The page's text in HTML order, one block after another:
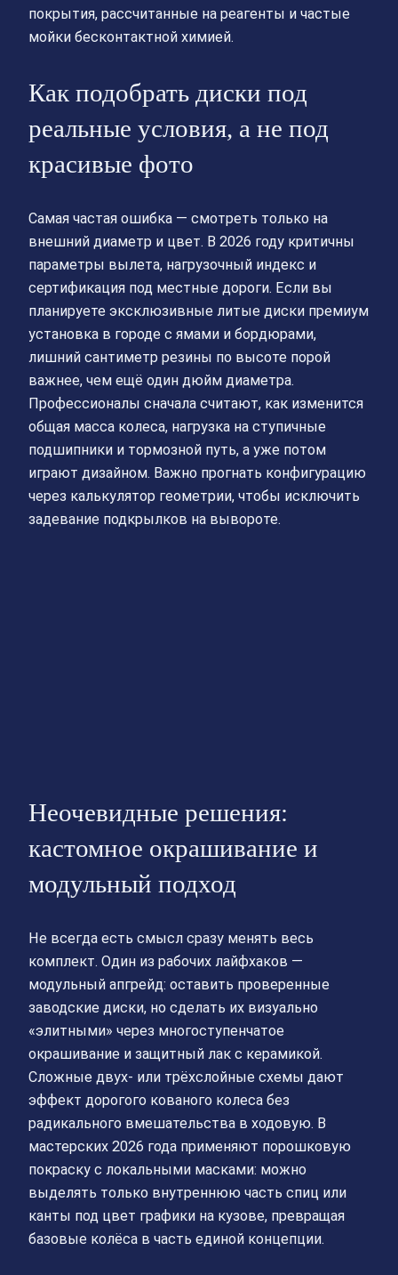
покрытия, рассчитанные на реагенты и частые
мойки бесконтактной химией.
Как подобрать диски под
реальные условия, а не под
красивые фото
Самая частая ошибка — смотреть только на
внешний диаметр и цвет. В 2026 году критичны
параметры вылета, нагрузочный индекс и
сертификация под местные дороги. Если вы
планируете эксклюзивные литые диски премиум
установка в городе с ямами и бордюрами,
лишний сантиметр резины по высоте порой
важнее, чем ещё один дюйм диаметра.
Профессионалы сначала считают, как изменится
общая масса колеса, нагрузка на ступичные
подшипники и тормозной путь, а уже потом
играют дизайном. Важно прогнать конфигурацию
через калькулятор геометрии, чтобы исключить
задевание подкрылков на вывороте.
Неочевидные решения:
кастомное окрашивание и
модульный подход
Не всегда есть смысл сразу менять весь
комплект. Один из рабочих лайфхаков —
модульный апгрейд: оставить проверенные
заводские диски, но сделать их визуально
«элитными» через многоступенчатое
окрашивание и защитный лак с керамикой.
Сложные двух‑ или трёхслойные схемы дают
эффект дорогого кованого колеса без
радикального вмешательства в ходовую. В
мастерских 2026 года применяют порошковую
покраску с локальными масками: можно
выделять только внутреннюю часть спиц или
канты под цвет графики на кузове, превращая
базовые колёса в часть единой концепции.